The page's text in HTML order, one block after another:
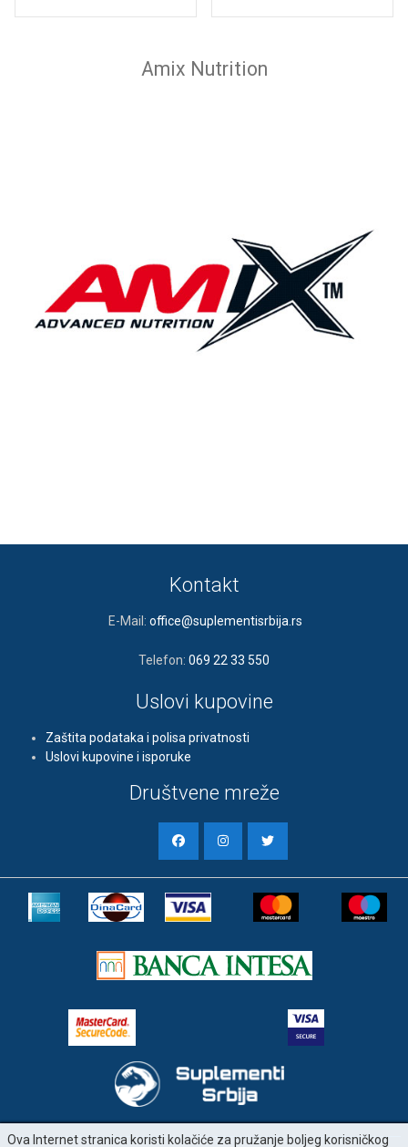
Amix Nutrition
Kontakt
E-Mail: office@suplementisrbija.rs
Telefon: 069 22 33 550
Uslovi kupovine
Zaštita podataka i polisa privatnosti
Uslovi kupovine i isporuke
Društvene mreže
Ova Internet stranica koristi kolačiće za pružanje boljeg korisničkog